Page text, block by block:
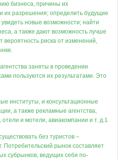
бизнеса, причины их
их разрешения; определить будущие
новые возможности; найти
а также дают возможность лучше
риска от изменений,
заняты в проведении
пользуются их результатами. Это
институты, и консультационные
а также рекламные агентства,
и мотели, авиакомпании и т. д.1
без туристов –
Потребительский рынок составляет
субрынков, ведущих себя по-